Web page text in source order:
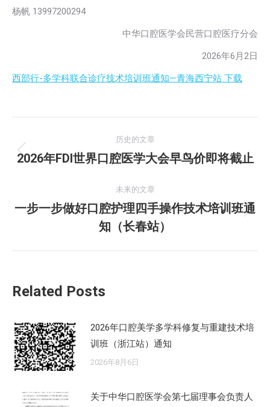
杨帆 13997200294
中华口腔医学会民营口腔医疗分会
2026年6月2日
西部行-多学科联合诊疗技术培训班通知—青海西宁站 下载
章
航
历史的文章
历
的
文
章：
2026年FDI世界口腔医学大会早鸟价即将截止
未来的文章
未
来
的
一步一步做好口腔护理四手操作技术培训班通
知（长春站）
Related Posts
2026年口腔美学多学科修复与重建技术培
训班（浙江站）通知
2026年8月6日
关于中华口腔医学会第七届理事会负责人